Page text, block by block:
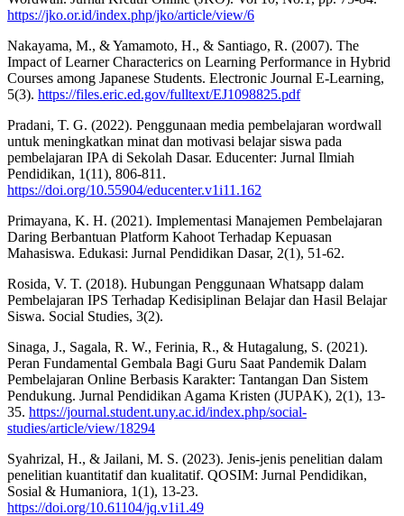
https://jko.or.id/index.php/jko/article/view/6
Nakayama, M., & Yamamoto, H., & Santiago, R. (2007). The
Impact of Learner Characterics on Learning Performance in Hybrid
Courses among Japanese Students. Electronic Journal E-Learning,
5(3). https://files.eric.ed.gov/fulltext/EJ1098825.pdf
Pradani, T. G. (2022). Penggunaan media pembelajaran wordwall
untuk meningkatkan minat dan motivasi belajar siswa pada
pembelajaran IPA di Sekolah Dasar. Educenter: Jurnal Ilmiah
Pendidikan, 1(11), 806-811.
https://doi.org/10.55904/educenter.v1i11.162
Primayana, K. H. (2021). Implementasi Manajemen Pembelajaran
Daring Berbantuan Platform Kahoot Terhadap Kepuasan
Mahasiswa. Edukasi: Jurnal Pendidikan Dasar, 2(1), 51-62.
Rosida, V. T. (2018). Hubungan Penggunaan Whatsapp dalam
Pembelajaran IPS Terhadap Kedisiplinan Belajar dan Hasil Belajar
Siswa. Social Studies, 3(2).
Sinaga, J., Sagala, R. W., Ferinia, R., & Hutagalung, S. (2021).
Peran Fundamental Gembala Bagi Guru Saat Pandemik Dalam
Pembelajaran Online Berbasis Karakter: Tantangan Dan Sistem
Pendukung. Jurnal Pendidikan Agama Kristen (JUPAK), 2(1), 13-
35. https://journal.student.uny.ac.id/index.php/social-
studies/article/view/18294
Syahrizal, H., & Jailani, M. S. (2023). Jenis-jenis penelitian dalam
penelitian kuantitatif dan kualitatif. QOSIM: Jurnal Pendidikan,
Sosial & Humaniora, 1(1), 13-23.
https://doi.org/10.61104/jq.v1i1.49